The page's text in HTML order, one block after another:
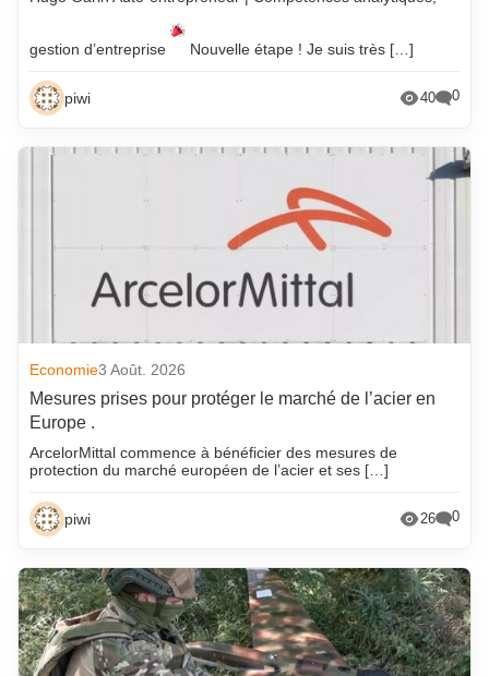
gestion d’entreprise Nouvelle étape ! Je suis très […]
piwi 40 0
Economie3 Août. 2026
Mesures prises pour protéger le marché de l’acier en
Europe .
ArcelorMittal commence à bénéficier des mesures de
protection du marché européen de l’acier et ses […]
piwi 26 0